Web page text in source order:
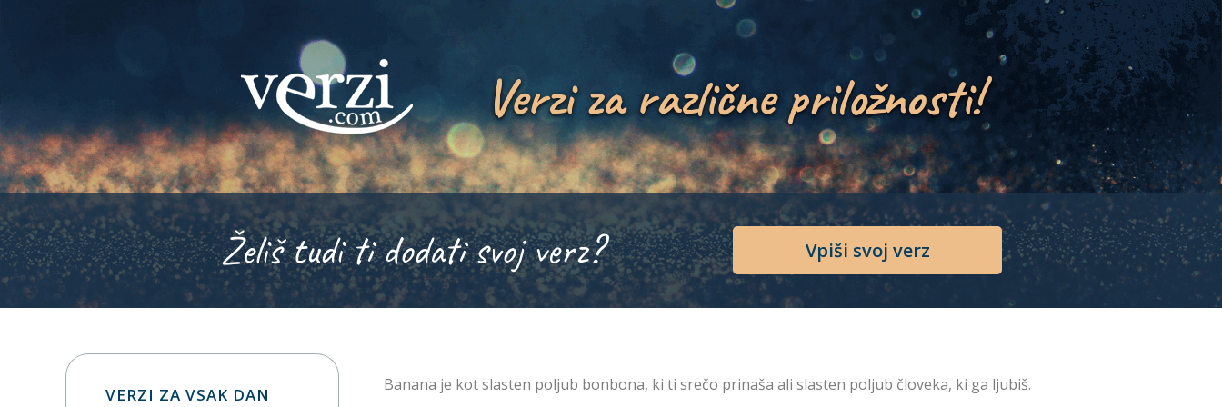
Verzi za različne priložnosti!
Želiš tudi ti dodati svoj verz? Vpiši svoj verz
Banana je kot slasten poljub bonbona, ki ti srečo prinaša ali slasten poljub človeka, ki ga ljubiš.
VERZI ZA VSAK DAN